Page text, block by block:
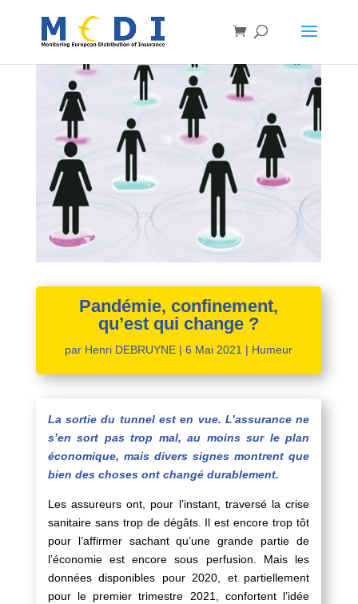
Pandémie, confinement,
qu’est qui change ?
par Henri DEBRUYNE| 6 Mai 2021 | Humeur
La sortie du tunnel est en vue. L’assurance ne
s’en sort pas trop mal, au moins sur le plan
économique, mais divers signes montrent que
bien des choses ont changé durablement.
Les assureurs ont, pour l’instant, traversé la crise
sanitaire sans trop de dégâts. Il est encore trop tôt
pour l’affirmer sachant qu’une grande partie de
l’économie est encore sous perfusion. Mais les
données disponibles pour 2020, et partiellement
pour le premier trimestre 2021, confortent l’idée